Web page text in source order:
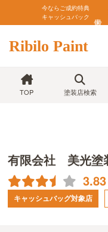
今ならご成約特典
キャッシュバック
Ribilo Paint
TOP 塗装店検索
有限会社 美光塗
3.83
キャッシュバッグ対象店